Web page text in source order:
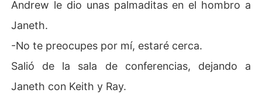
Andrew le dio unas palmaditas en el hombro a
Janeth.
-No te preocupes por mí, estaré cerca.
Salió de la sala de conferencias, dejando a
Janeth con Keith y Ray.